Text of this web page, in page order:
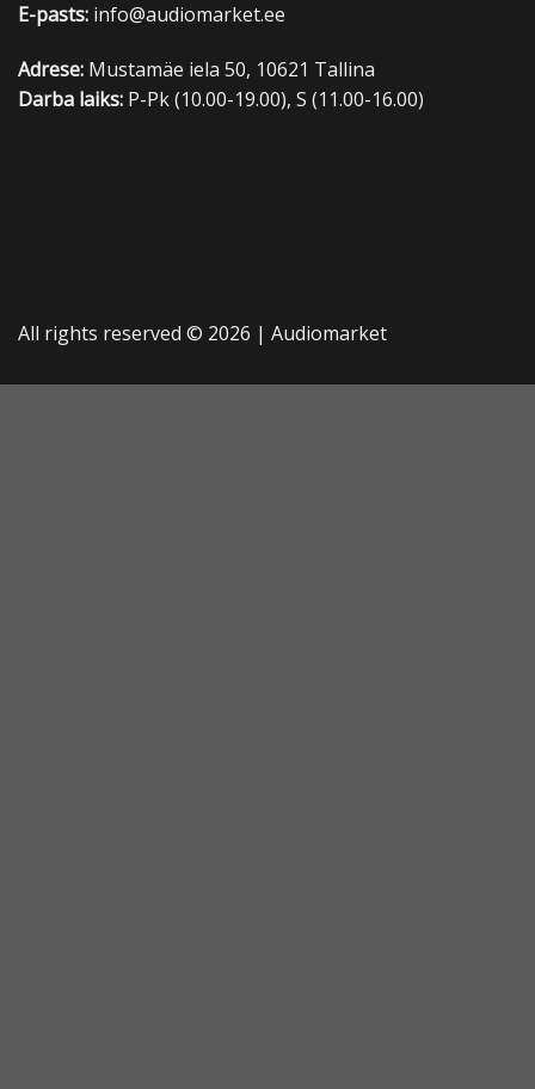
E-pasts: info@audiomarket.ee
Adrese: Mustamäe iela 50, 10621 Tallina
Darba laiks: P-Pk (10.00-19.00), S (11.00-16.00)
All rights reserved © 2026 | Audiomarket